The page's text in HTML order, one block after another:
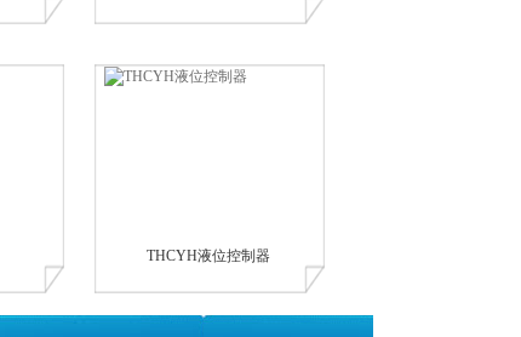
THCYH液位控制器